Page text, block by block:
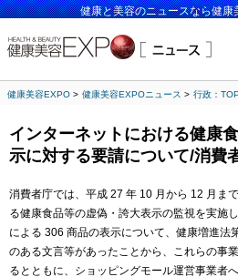
健康と美容のニュースなら健康
健康美容EXPO 健康美容EXPOニュース 行政：
インターネットにおける健康
示に対する要請について/消費
消費者庁では、平成 27 年 10 月から 12 月ま
る健康食品等の虚偽・誇大表示の監視を実施
による 306 商品の表示について、健康増進法
のある文言等があったことから、これらの事
るとともに、ショッピングモール運営事業者